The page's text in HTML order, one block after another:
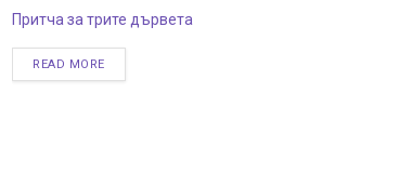
Притча за трите дървета
READ MORE